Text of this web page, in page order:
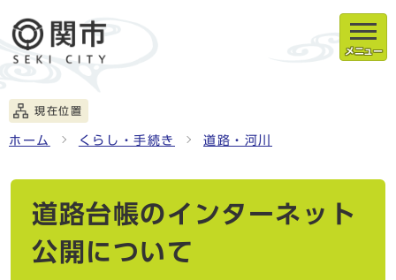
メニュー
現在位置
ホーム くらし・手続き 道路・河川
道路台帳のインターネット
公開について